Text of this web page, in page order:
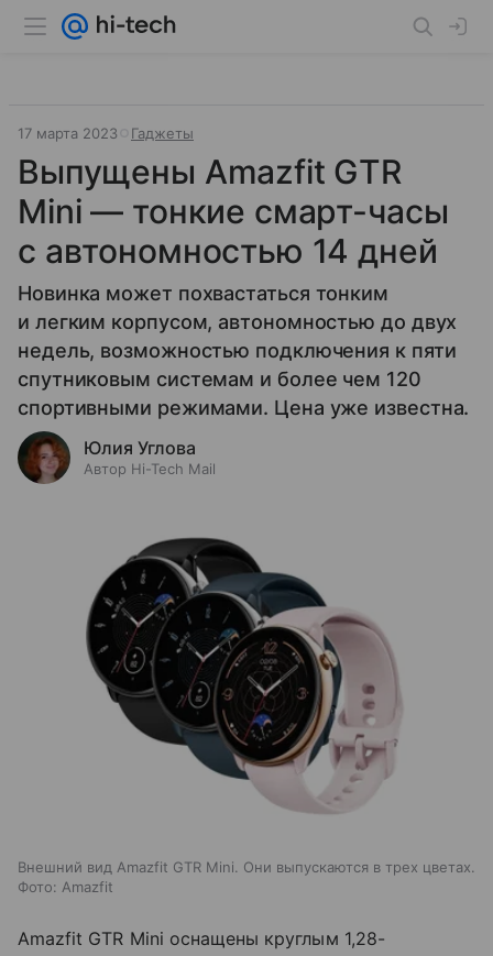
17 марта 2023 Гаджеты
Выпущены Amazfit GTR
Mini — тонкие смарт-часы
с автономностью 14 дней
Новинка может похвастаться тонким
и легким корпусом, автономностью до двух
недель, возможностью подключения к пяти
спутниковым системам и более чем 120
спортивными режимами. Цена уже известна.
Юлия Углова
Автор Hi-Tech Mail
Внешний вид Amazfit GTR Mini. Они выпускаются в трех цветах.
Фото: Amazfit
Amazfit GTR Mini оснащены круглым 1,28-